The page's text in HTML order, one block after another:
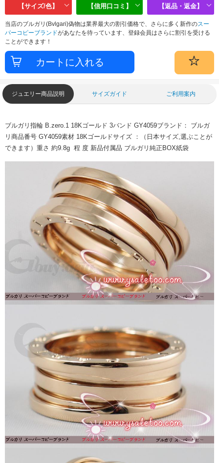
【サイズ/色】 【信用口コミ】 【返品・返金】
当店のブルガリ(Bvlgari)偽物は業界最大の割引価格で、さらに多く新作のスー
パーコピーブランドがあなたを待っています、登録会員はさらに割引を受ける
ことができます！
ジュエリー商品説明 サイズガイド ご利用案内
ブルガリ指輪 B.zero.1 18Kゴールド 3バンド GY4059ブランド： ブルガ
リ商品番号 GY4059素材 18Kゴールドサイズ ：（日本サイズ,選ぶことが
できます）重さ 約9.8g 程 度 新品付属品 ブルガリ純正BOX紙袋